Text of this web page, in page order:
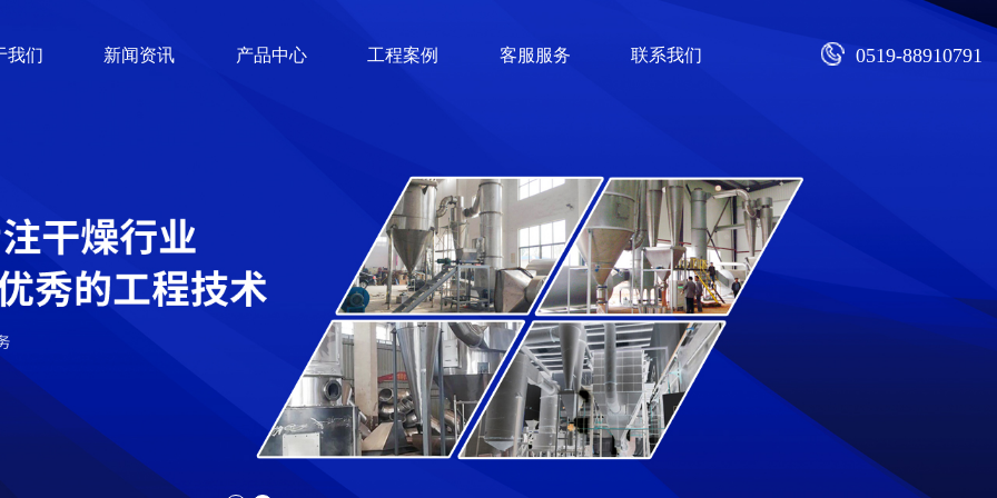
我们 新闻资讯 产品中心 工程案例 客服服务 联系我们 0519-88910791